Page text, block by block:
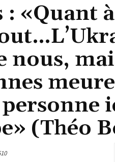
: «Quant
nous,
(Théo